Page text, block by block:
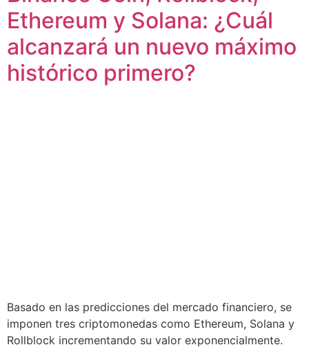
Ethereum y Solana: ¿Cuál
alcanzará un nuevo máximo
histórico primero?
Basado en las predicciones del mercado financiero, se
imponen tres criptomonedas como Ethereum, Solana y
Rollblock incrementando su valor exponencialmente.